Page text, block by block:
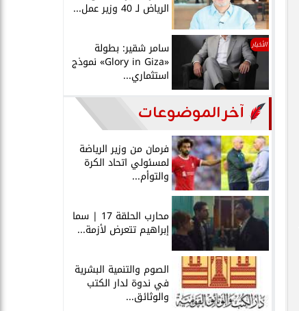
الرياض لـ 40 وزير عمل...
الأخبار سامر شقير: بطولة
«Glory in Giza» نموذج
استثماري...
آخر الموضوعات
فرمان من وزير الرياضة
لمسئولي اتحاد الكرة
والتوأم...
محارب الحلقة 17 | سما
إبراهيم تتعرض لأزمة...
الصوم والتنمية البشرية
في ندوة لدار الكتب
والوثائق...